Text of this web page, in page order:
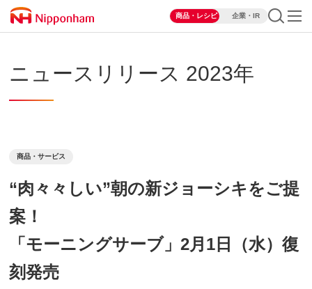
商品・レシピ 企業・IR
ニュースリリース 2023年
商品・サービス
“肉々々しい”朝の新ジョーシキをご提
案！
「モーニングサーブ」2月1日（水）復
刻発売